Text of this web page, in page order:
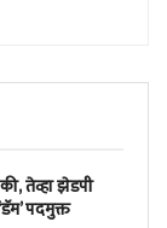
तेव्हा झेडपी
पदमुक्त